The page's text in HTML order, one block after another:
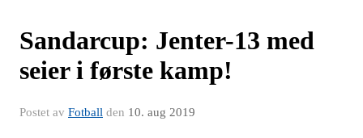
Sandarcup: Jenter-13 med
seier i første kamp!
Postet av Fotball den 10. aug 2019